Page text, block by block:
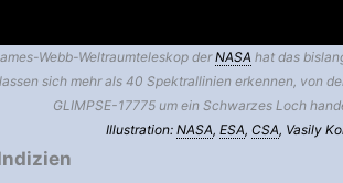
Webb-Weltraumteleskop derNASA hat das
sich mehr als 40 Spektrallinien erkennen, von
GLIMPSE-17775 um ein Schwarzes Loch
Illustration: NASA, ESA, CSA, Vasily